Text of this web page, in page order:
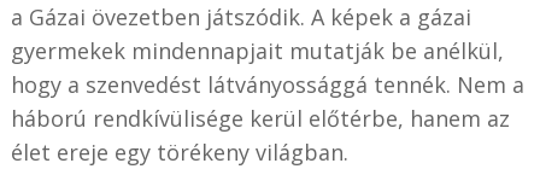
a Gázai övezetben játszódik. A képek a gázai
gyermekek mindennapjait mutatják be anélkül,
hogy a szenvedést látványossággá tennék. Nem a
háború rendkívülisége kerül előtérbe, hanem az
élet ereje egy törékeny világban.